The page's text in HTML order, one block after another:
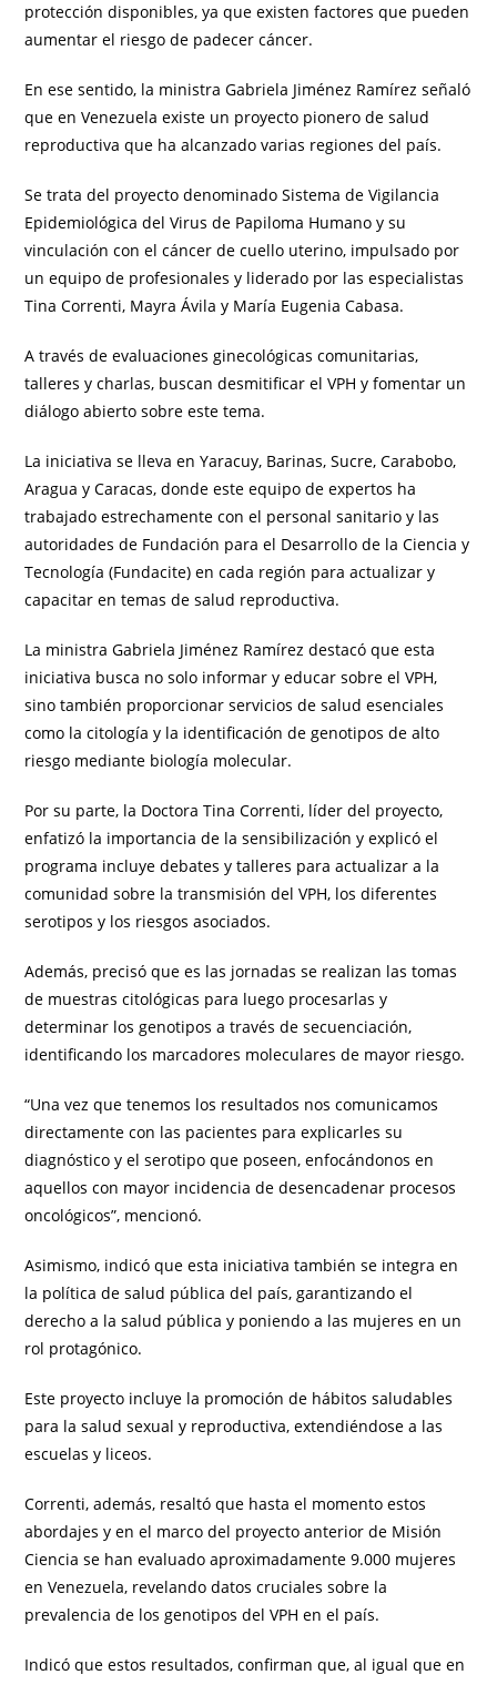
protección disponibles, ya que existen factores que pueden
aumentar el riesgo de padecer cáncer.
En ese sentido, la ministra Gabriela Jiménez Ramírez señaló
que en Venezuela existe un proyecto pionero de salud
reproductiva que ha alcanzado varias regiones del país.
Se trata del proyecto denominado Sistema de Vigilancia
Epidemiológica del Virus de Papiloma Humano y su
vinculación con el cáncer de cuello uterino, impulsado por
un equipo de profesionales y liderado por las especialistas
Tina Correnti, Mayra Ávila y María Eugenia Cabasa.
A través de evaluaciones ginecológicas comunitarias,
talleres y charlas, buscan desmitificar el VPH y fomentar un
diálogo abierto sobre este tema.
La iniciativa se lleva en Yaracuy, Barinas, Sucre, Carabobo,
Aragua y Caracas, donde este equipo de expertos ha
trabajado estrechamente con el personal sanitario y las
autoridades de Fundación para el Desarrollo de la Ciencia y
Tecnología (Fundacite) en cada región para actualizar y
capacitar en temas de salud reproductiva.
La ministra Gabriela Jiménez Ramírez destacó que esta
iniciativa busca no solo informar y educar sobre el VPH,
sino también proporcionar servicios de salud esenciales
como la citología y la identificación de genotipos de alto
riesgo mediante biología molecular.
Por su parte, la Doctora Tina Correnti, líder del proyecto,
enfatizó la importancia de la sensibilización y explicó el
programa incluye debates y talleres para actualizar a la
comunidad sobre la transmisión del VPH, los diferentes
serotipos y los riesgos asociados.
Además, precisó que es las jornadas se realizan las tomas
de muestras citológicas para luego procesarlas y
determinar los genotipos a través de secuenciación,
identificando los marcadores moleculares de mayor riesgo.
“Una vez que tenemos los resultados nos comunicamos
directamente con las pacientes para explicarles su
diagnóstico y el serotipo que poseen, enfocándonos en
aquellos con mayor incidencia de desencadenar procesos
oncológicos”, mencionó.
Asimismo, indicó que esta iniciativa también se integra en
la política de salud pública del país, garantizando el
derecho a la salud pública y poniendo a las mujeres en un
rol protagónico.
Este proyecto incluye la promoción de hábitos saludables
para la salud sexual y reproductiva, extendiéndose a las
escuelas y liceos.
Correnti, además, resaltó que hasta el momento estos
abordajes y en el marco del proyecto anterior de Misión
Ciencia se han evaluado aproximadamente 9.000 mujeres
en Venezuela, revelando datos cruciales sobre la
prevalencia de los genotipos del VPH en el país.
Indicó que estos resultados, confirman que, al igual que en